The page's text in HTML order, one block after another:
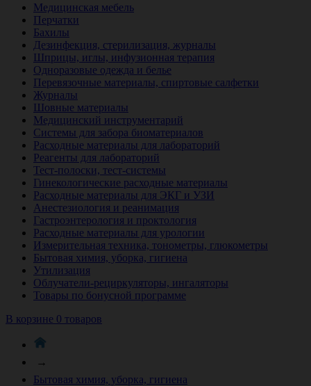
Медицинская мебель
Перчатки
Бахилы
Дезинфекция, стерилизация, журналы
Шприцы, иглы, инфузионная терапия
Одноразовые одежда и белье
Перевязочные материалы, спиртовые салфетки
Журналы
Шовные материалы
Медицинский инструментарий
Системы для забора биоматериалов
Расходные материалы для лабораторий
Реагенты для лабораторий
Тест-полоски, тест-системы
Гинекологические расходные материалы
Расходные материалы для ЭКГ и УЗИ
Анестезиология и реанимация
Гастроэнтерология и проктология
Расходные материалы для урологии
Измерительная техника, тонометры, глюкометры
Бытовая химия, уборка, гигиена
Утилизация
Облучатели-рециркуляторы, ингаляторы
Товары по бонусной программе
В корзине 0 товаров
→
Бытовая химия, уборка, гигиена